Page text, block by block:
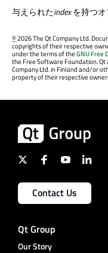
与えられたindexを持つオ
©2026 The Qt Company Ltd.
copyrights of their respective
under the terms of theGNU Free
the Free Software Foundation. Qt
Company Ltd. in Finland and/or
property of their respective
Contact Us
Qt Group
Our Story